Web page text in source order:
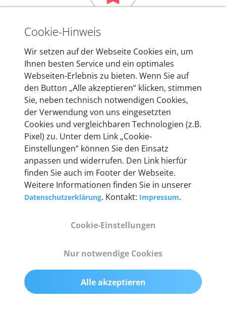
Mehr als 10 Jahre Erfahrung
In den Kfz-Diagnosegeräten von autoaid stecken
mehr als 10 Jahre Erfahrung, und auch in Zukunft
entwickeln wir unsere Produkte am Standort in
Berlin laufend weiter. Auf diese Qualität vertrauen
heute mehr als 60.000 Privatkunden und
Unternehmen.
Technische Details &
Lieferumfang
Abmessungen
Gewicht
200 g
Cookie-Hinweis
Wir setzen auf der Webseite Cookies ein, um
Ihnen besten Service und ein optimales
Webseiten-Erlebnis zu bieten. Wenn Sie auf
den Button „Alle akzeptieren“ klicken, stimmen
Sie, neben technisch notwendigen Cookies,
der Verwendung von uns eingesetzten
Cookies und vergleichbaren Technologien (z.B.
Pixel) zu. Unter dem Link „Cookie-
Einstellungen“ können Sie den Einsatz
anpassen und widerrufen. Den Link hierfür
finden Sie auch im Footer der Webseite.
Weitere Informationen finden Sie in unserer
Datenschutzerklärung. Kontakt: Impressum.
Cookie-Einstellungen
Nur notwendige Cookies
Alle akzeptieren